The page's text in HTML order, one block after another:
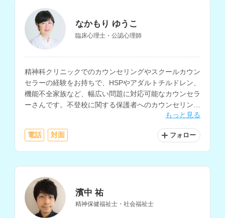
なかもり ゆうこ
臨床心理士・公認心理師
精神科クリニックでのカウンセリングやスクールカウン
セラーの経験をお持ちで、HSPやアダルトチルドレン、
機能不全家族など、幅広い問題に対応可能なカウンセラ
ーさんです。不登校に関する保護者へのカウンセリング
や、家族問題、不妊に関する相談などを得意とされてい
もっと見る
電話 対面 フォロー
濱中 祐
精神保健福祉士・社会福祉士